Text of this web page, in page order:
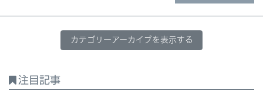
カテゴリーアーカイブを表示する
注目記事